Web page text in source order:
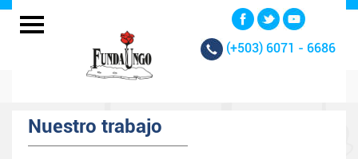
(+503) 6071 - 6686
Nuestro trabajo